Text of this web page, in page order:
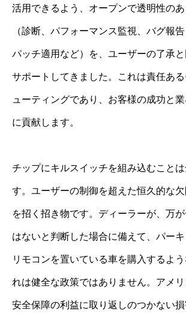
活用できるよう、オープンで透明性の
（診断、パフォーマンス監視、バグ報
パッチ適用など）を、ユーザーの了承
サポートしてきました。これは責任あ
ューティングであり、お客様の成功と
に貢献します。
チップにキルスイッチを組み込むこと
す。ユーザーの制御を超えた恒久的な
を招く招き物です。ディーラーが、万
はないと判断した場合に備えて、パー
リモコンを置いている車を購入するよ
れは健全な政策ではありません。アメ
安全保障の利益に取り返しのつかない